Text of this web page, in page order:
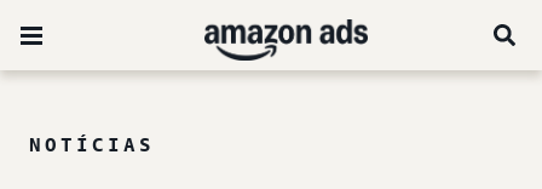
NOTÍCIAS